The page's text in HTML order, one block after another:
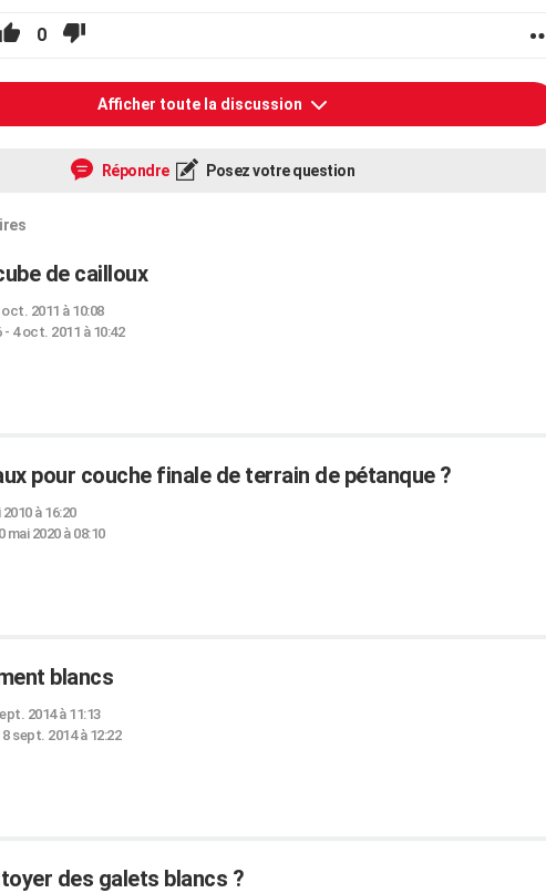
0
Afficher toute la discussion
Répondre Posez votre question
de cailloux
oct. 2011 à 10:08
- 4 oct. 2011 à 10:42
pour couche finale de terrain de pétanque ?
à 16:20
mai 2020 à 08:10
blancs
2014 à 11:13
8 sept. 2014 à 12:22
des galets blancs ?